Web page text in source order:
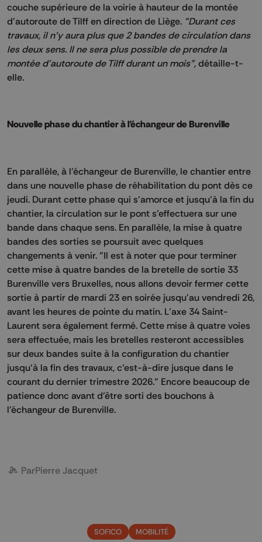
couche supérieure de la voirie à hauteur de la montée
d'autoroute de Tilff en direction de Liège. "Durant ces
travaux, il n'y aura plus que 2 bandes de circulation dans
les deux sens. Il ne sera plus possible de prendre la
montée d'autoroute de Tilff durant un mois", détaille-t-
elle.
Nouvelle phase du chantier à l'échangeur de Burenville
En parallèle, à l'échangeur de Burenville, le chantier entre
dans une nouvelle phase de réhabilitation du pont dès ce
jeudi. Durant cette phase qui s’amorce et jusqu’à la fin du
chantier, la circulation sur le pont s’effectuera sur une
bande dans chaque sens. En parallèle, la mise à quatre
bandes des sorties se poursuit avec quelques
changements à venir. "Il est à noter que pour terminer
cette mise à quatre bandes de la bretelle de sortie 33
Burenville vers Bruxelles, nous allons devoir fermer cette
sortie à partir de mardi 23 en soirée jusqu'au vendredi 26,
avant les heures de pointe du matin. L'axe 34 Saint-
Laurent sera également fermé. Cette mise à quatre voies
sera effectuée, mais les bretelles resteront accessibles
sur deux bandes suite à la configuration du chantier
jusqu'à la fin des travaux, c'est-à-dire jusque dans le
courant du dernier trimestre 2026." Encore beaucoup de
patience donc avant d'être sorti des bouchons à
l'échangeur de Burenville.
ParPierre Jacquet
SOFICO MOBILITÉ